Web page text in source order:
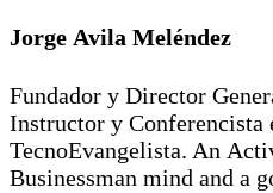
Jorge Avila Meléndez
Fundador y Director
Instructor y Conferencista
TecnoEvangelista. An
Businessman mind and a